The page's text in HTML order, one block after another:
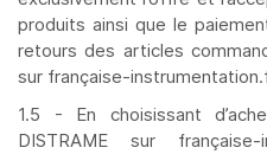
produits ainsi que le
retours des articles
sur française-
1.5 - En choisissant
DISTRAME sur